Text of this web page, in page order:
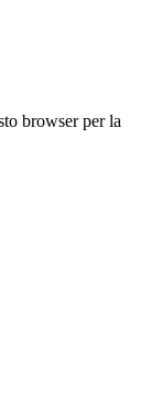
browser per la